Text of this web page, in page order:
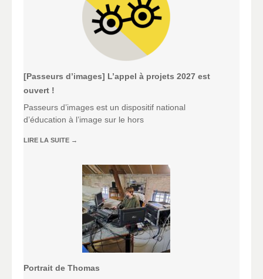
[Passeurs d’images] L’appel à projets 2027 est
ouvert !
Passeurs d’images est un dispositif national
d’éducation à l’image sur le hors
LIRE LA SUITE →
Portrait de Thomas